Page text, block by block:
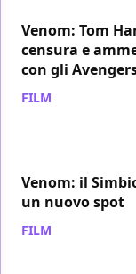
Venom: Tom
censura e
con gli
FILM
Venom: il
un nuovo spot
FILM